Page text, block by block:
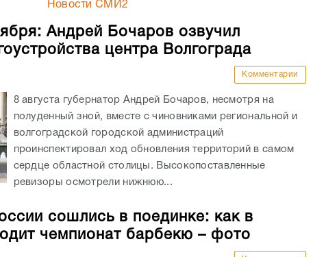
полуденный зной, вместе с чиновниками региональной и
волгоградской городской администраций
проинспектировал ход обновления территорий в самом
сердце областной столицы. Высокопоставленные
ревизоры осмотрели нижнюю...
сошлись в поединке: как в
чемпионат барбекю – фото
Комментарии
выходные стала база отдыха «Река&Песок» в
Среднеахтубинском районе Волгоградской области.
Здесь проходит фестиваль «Гриль Фест Волга», на